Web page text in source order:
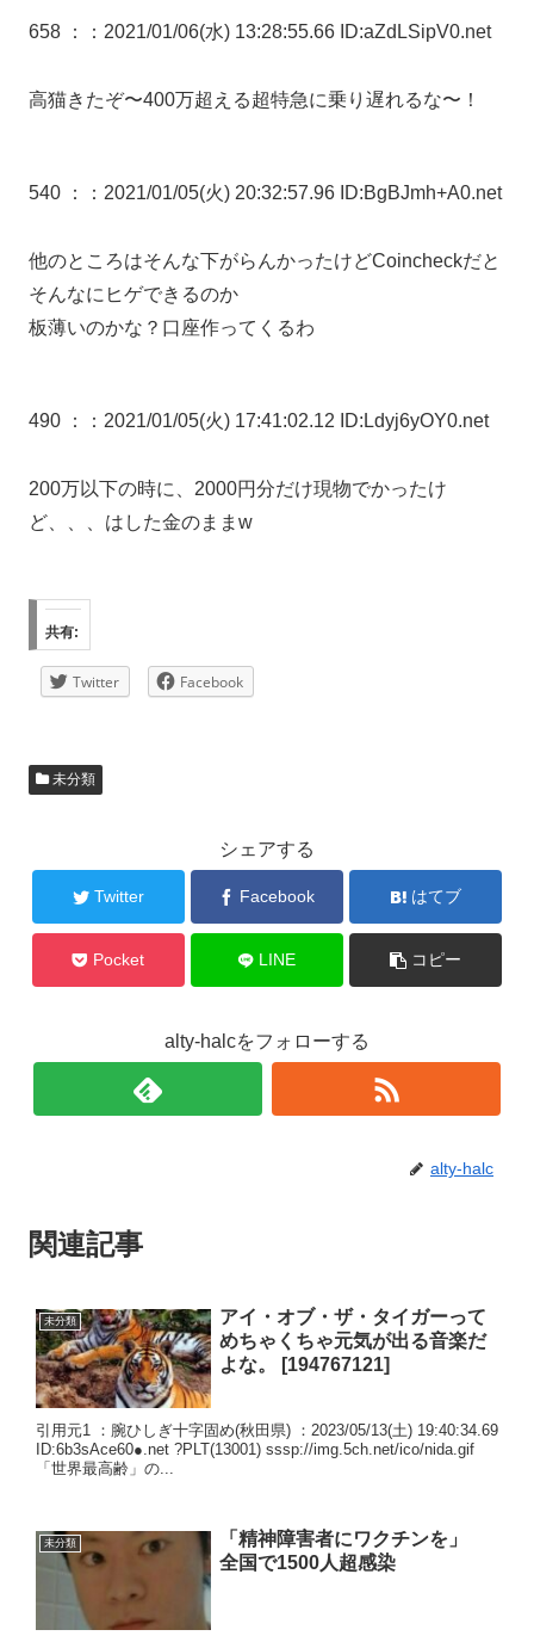
658 ： ：2021/01/06(水) 13:28:55.66 ID:aZdLSipV0.net
高猫きたぞ〜400万超える超特急に乗り遅れるな〜！
540 ： ：2021/01/05(火) 20:32:57.96 ID:BgBJmh+A0.net
他のところはそんな下がらんかったけどCoincheckだと
そんなにヒゲできるのか
板薄いのかな？口座作ってくるわ
490 ： ：2021/01/05(火) 17:41:02.12 ID:Ldyj6yOY0.net
200万以下の時に、2000円分だけ現物でかったけ
ど、、、はした金のままw
共有:
Twitter Facebook
未分類
シェアする
Twitter Facebook はてブ
Pocket LINE コピー
alty-halcをフォローする
alty-halc
関連記事
未分類
アイ・オブ・ザ・タイガーって
めちゃくちゃ元気が出る音楽だ
よな。 [194767121]
引用元1 ：腕ひしぎ十字固め(秋田県) ：2023/05/13(土) 19:40:34.69
ID:6b3sAce60●.net ?PLT(13001) sssp://img.5ch.net/ico/nida.gif
「世界最高齢」の...
未分類
「精神障害者にワクチンを」
全国で1500人超感染